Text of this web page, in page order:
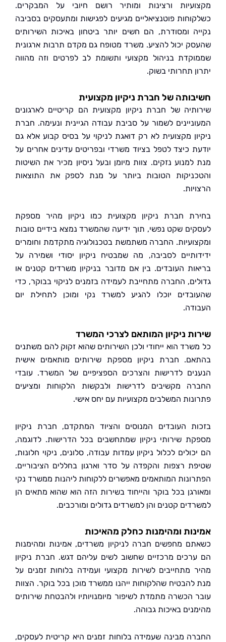
ורצינות ומותיר רושם חיובי על המבקרים.
פוטנציאליים מגיעים לפגישות ומתעסקים בסביבה
ומסודרת, הם חשים יותר ביטחון באיכות השירותים
יכול להציע. משרד מטופח גם מקדם תרבות ארגונית
בניהול מקצועי ותשומת לב לפרטים וזה מהווה
תחרותי בשוק.
של חברת ניקיון מקצועית
של חברת ניקיון מקצועית הם קריטיים לארגונים
לשמור על סביבת עבודה הגיינית ונעימה. חברת
מקצועית לא רק דואגת לניקוי על בסיס קבוע אלא גם
כיצד לטפל בציוד משרדי ובפריטים עדינים אחרים על
נזקים. צוות מיומן ובעל ניסיון מכיר את השיטות
הטובות ביותר על מנת לספק את התוצאות
חברת ניקיון מקצועית כמו ניקיון מהיר מספקת
שקט נפשי, תוך ידיעה שהמשרד נמצא בידיים טובות
החברה משתמשת בטכנולוגיה מתקדמת וחומרים
לסביבה, מה שמבטיח ניקיון יסודי ושמירה על
העובדים. בין אם מדובר בניקיון משרדים קטנים או
החברה מתחייבת לעמידה בזמנים לניקוי בבוקר, כדי
יוכלו להגיע למשרד נקי ומוכן לתחילת יום
ניקיון המותאם לצרכי המשרד
הוא ייחודי ולכן השירותים שהוא זקוק להם משתנים
חברת ניקיון מספקת שירותים מותאמים אישית
לדרישות והצרכים הספציפיים של המשרד. עובדי
מקשיבים לדרישות ולבקשות הלקוחות ומציעים
המשלבים מקצועיות עם יחס אישי.
העובדים המנוסים והציוד המתקדם, חברת ניקיון
שירותי ניקיון שמתחשבים בכל הדרישות. לדוגמה,
לכלול ניקיון עמדות עבודה, סלונים, ניקוי חלונות,
רצפות והקפדה על סדר וארגון בחללים הציבוריים.
המותאמים מאפשרים ללקוחות ליהנות ממשרד נקי
בכל בוקר והייחוד בשירות הזה הוא שהוא מתאים הן
קטנים והן למשרדים גדולים ומורכבים.
ומהימנות כחלק מהאיכות
מחפשים חברה לניקיון משרדים, אמינות ומהימנות
מרכזיים שחשוב לשים עליהם דגש. חברת ניקיון
מתחייבים לשירות מקצועי ועמידה בלוחות זמנים על
שהלקוחות ייהנו ממשרד מוכן בכל בוקר. הצוות
הכשרה מתמדת לשיפור מיומנויותיו ולהבטחת שירותים
באיכות גבוהה.
מבינה שעמידה בלוחות זמנים היא קריטית לעסקים,